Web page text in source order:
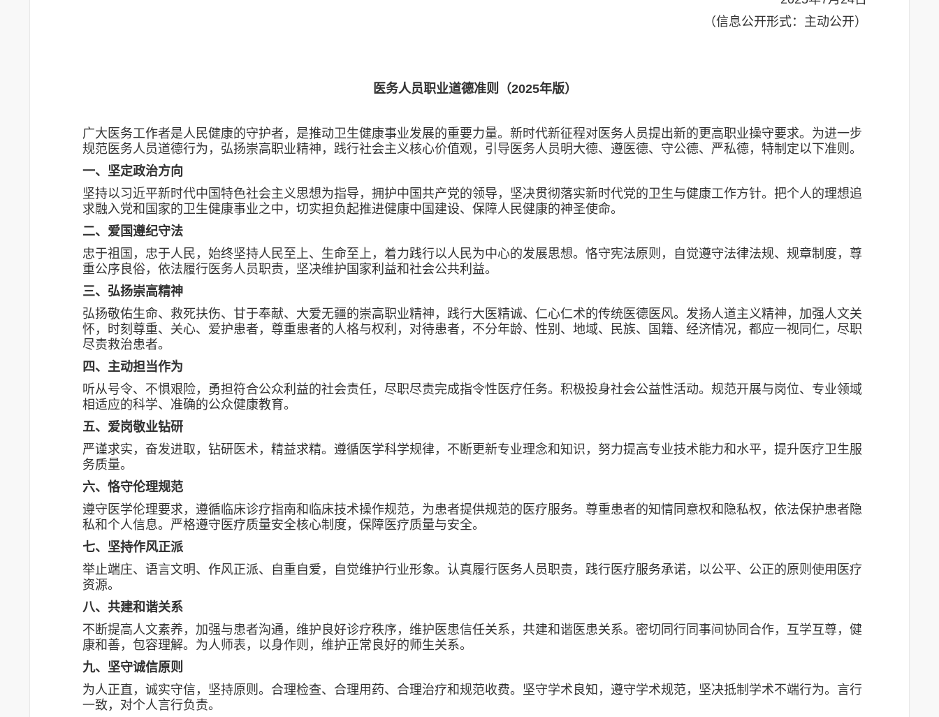
（信息公开形式：主动公开）
医务人员职业道德准则（2025年版）
广大医务工作者是人民健康的守护者，是推动卫生健康事业发展的重要力量。新时代新征程对医务人员提出新的更高职业操守要求。为进一步
规范医务人员道德行为，弘扬崇高职业精神，践行社会主义核心价值观，引导医务人员明大德、遵医德、守公德、严私德，特制定以下准则。
一、坚定政治方向
坚持以习近平新时代中国特色社会主义思想为指导，拥护中国共产党的领导，坚决贯彻落实新时代党的卫生与健康工作方针。把个人的理想追
求融入党和国家的卫生健康事业之中，切实担负起推进健康中国建设、保障人民健康的神圣使命。
二、爱国遵纪守法
忠于祖国，忠于人民，始终坚持人民至上、生命至上，着力践行以人民为中心的发展思想。恪守宪法原则，自觉遵守法律法规、规章制度，尊
重公序良俗，依法履行医务人员职责，坚决维护国家利益和社会公共利益。
三、弘扬崇高精神
弘扬敬佑生命、救死扶伤、甘于奉献、大爱无疆的崇高职业精神，践行大医精诚、仁心仁术的传统医德医风。发扬人道主义精神，加强人文关
怀，时刻尊重、关心、爱护患者，尊重患者的人格与权利，对待患者，不分年龄、性别、地域、民族、国籍、经济情况，都应一视同仁，尽职
尽责救治患者。
四、主动担当作为
听从号令、不惧艰险，勇担符合公众利益的社会责任，尽职尽责完成指令性医疗任务。积极投身社会公益性活动。规范开展与岗位、专业领域
相适应的科学、准确的公众健康教育。
五、爱岗敬业钻研
严谨求实，奋发进取，钻研医术，精益求精。遵循医学科学规律，不断更新专业理念和知识，努力提高专业技术能力和水平，提升医疗卫生服
务质量。
六、恪守伦理规范
遵守医学伦理要求，遵循临床诊疗指南和临床技术操作规范，为患者提供规范的医疗服务。尊重患者的知情同意权和隐私权，依法保护患者隐
私和个人信息。严格遵守医疗质量安全核心制度，保障医疗质量与安全。
七、坚持作风正派
举止端庄、语言文明、作风正派、自重自爱，自觉维护行业形象。认真履行医务人员职责，践行医疗服务承诺，以公平、公正的原则使用医疗
资源。
八、共建和谐关系
不断提高人文素养，加强与患者沟通，维护良好诊疗秩序，维护医患信任关系，共建和谐医患关系。密切同行同事间协同合作，互学互尊，健
康和善，包容理解。为人师表，以身作则，维护正常良好的师生关系。
九、坚守诚信原则
为人正直，诚实守信，坚持原则。合理检查、合理用药、合理治疗和规范收费。坚守学术良知，遵守学术规范，坚决抵制学术不端行为。言行
一致，对个人言行负责。